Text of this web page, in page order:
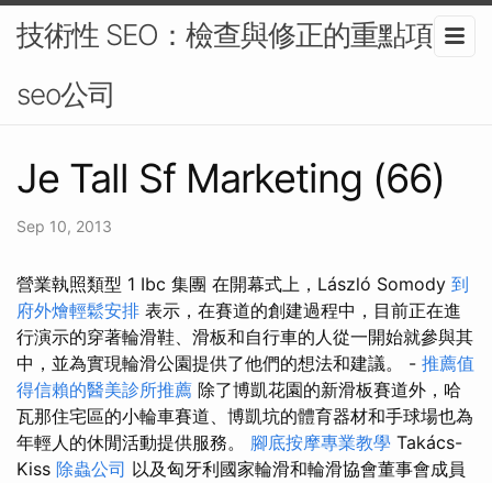
技術性 SEO：檢查與修正的重點項目-
seo公司
Je Tall Sf Marketing (66)
Sep 10, 2013
營業執照類型 1 Ibc 集團 在開幕式上，László Somody 到
府外燴輕鬆安排 表示，在賽道的創建過程中，目前正在進
行演示的穿著輪滑鞋、滑板和自行車的人從一開始就參與其
中，並為實現輪滑公園提供了他們的想法和建議。 - 推薦值
得信賴的醫美診所推薦 除了博凱花園的新滑板賽道外，哈
瓦那住宅區的小輪車賽道、博凱坑的體育器材和手球場也為
年輕人的休閒活動提供服務。 腳底按摩專業教學 Takács-
Kiss 除蟲公司 以及匈牙利國家輪滑和輪滑協會董事會成員